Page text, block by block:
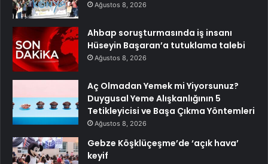
Ağustos 8, 2026
Ahbap soruşturmasında iş insanı
Hüseyin Başaran’a tutuklama talebi
Ağustos 8, 2026
Aç Olmadan Yemek mi Yiyorsunuz?
Duygusal Yeme Alışkanlığının 5
Tetikleyicisi ve Başa Çıkma Yöntemleri
Ağustos 8, 2026
Gebze Köşklüçeşme’de ‘açık hava’
keyif